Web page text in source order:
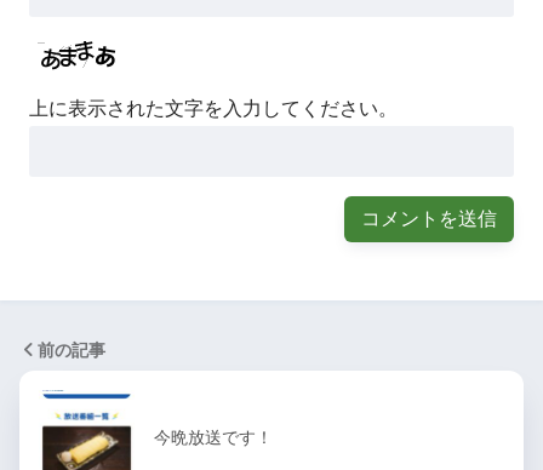
上に表示された文字を入力してください。
前の記事
今晩放送です！